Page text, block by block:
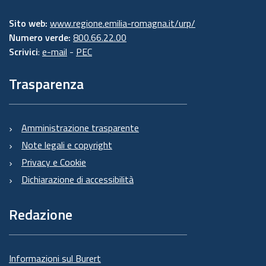
Sito web: www.regione.emilia-romagna.it/urp/
Numero verde: 800.66.22.00
Scrivici: e-mail - PEC
Trasparenza
Amministrazione trasparente
Note legali e copyright
Privacy e Cookie
Dichiarazione di accessibilità
Redazione
Informazioni sul Burert